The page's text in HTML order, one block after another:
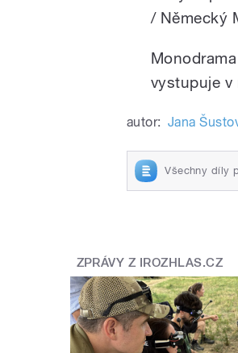
/ Německý
vystupuje v
autor: Jana
Všechny díly
ZPRÁVY Z IROZHLAS.CZ